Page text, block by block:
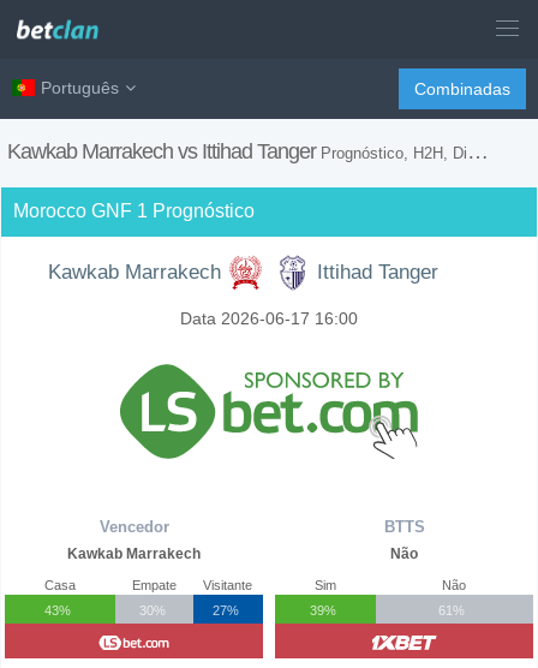
Português Combinadas
Kawkab Marrakech vs Ittihad Tanger Prognóstico, H2H, Dicas de Apostas e Previsão do Jogo
Morocco GNF 1 Prognóstico
Kawkab Marrakech Ittihad Tanger
Data 2026-06-17 16:00
Vencedor
Kawkab Marrakech
Casa
43%
Empate
30%
Visitante
27%
BTTS
Não
Sim
39%
Não
61%